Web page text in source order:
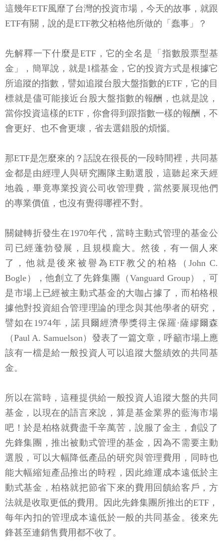
先解釋一下什麼是ETF，它的全名是「指數股票型基
所追蹤的指數，譬如追蹤台股大盤指數的ETF，它的目
標就是儘可能接近台股大盤指數的報酬，也就是說，
當你投資這樣的ETF，你會得到跟指數一樣的報酬，不
會更好、也不會更壞，省去選錯股的煩惱。
那ETF是怎麼來的？話說在很長的一段時間裡，共同基
地義，畢竟專業投資公司收管理費，當然要展現他們
的專業價值，也沒有覺得哪裡不對。
關鍵轉折發生在1970年代，當時主動式管理的基金公
了，他就是後來被譽為ETF教父的柏格（John C.
Bogle），他創立了先鋒集團（Vanguard Group），可
是市場上已經被主動式基金的大咖占據了，而柏格根
據他對投資組合管理理論的理念與其他學者的研究，
譬如在1974年，諾貝爾經濟學獎得主保羅·薩繆爾森
（Paul A. Samuelson）發表了一篇文章，呼籲市場上應
該有一檔是給一般投資人可以追蹤大盤績效的共同基
金。
所以在當時，這種提供給一般投資人追蹤大盤的共同
吧！於是柏格就費盡千辛萬苦，說服了金主，創設了
先鋒集團，推出被動式管理的基金，因為不需要主動
選股，可以大幅降低產品的研究與管理費用，同時也
能大幅縮短產品推出的時程，因此維運成本遠低於主
動式基金，柏格就把節省下來的費用回饋給客戶，方
法就是收取更低的費用。因此先鋒集團所推出的ETF，
每年內扣的管理成本遠低於一般的共同基金。後來先
鋒甚至連銷售費用都不收了。